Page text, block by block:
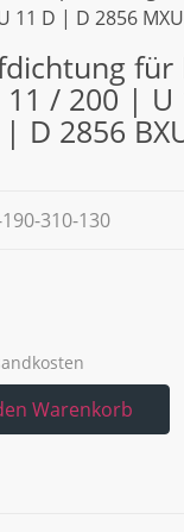
11 D | D 2856
für
/ 200 | U
D 2856
310-130
Warenkorb